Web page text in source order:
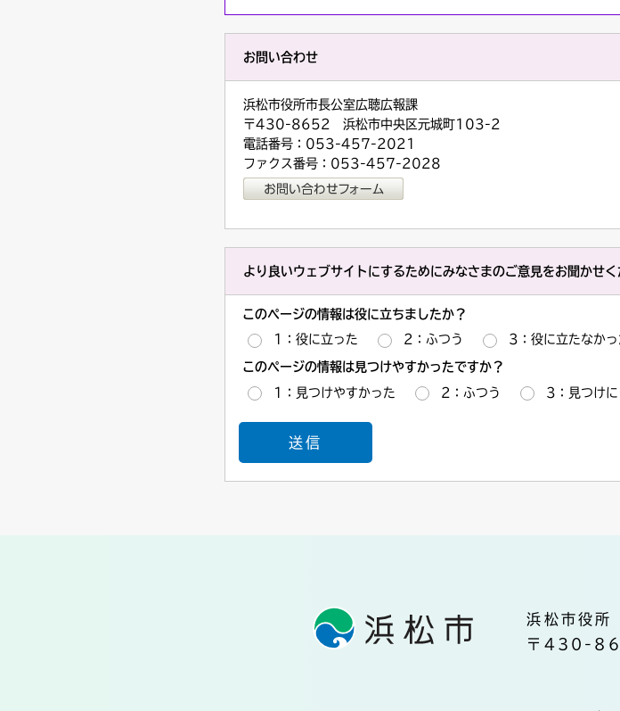
お問い合わせ
浜松市役所市長公室広聴広報課
〒430-8652 浜松市中央区元城町103-2
電話番号：053-457-2021
ファクス番号：053-457-2028
より良いウェブサイトにするためにみなさまのご意見をお聞かせく
このページの情報は役に立ちましたか？
1：役に立った 2：ふつう 3：役に立たなかっ
このページの情報は見つけやすかったですか？
1：見つけやすかった 2：ふつう 3：見つけに
浜松市役所
〒430-